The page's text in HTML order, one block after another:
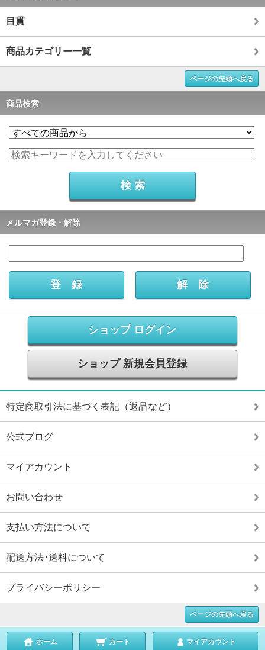
目貫
商品カテゴリー一覧
ページの先頭へ戻る
商品検索
メルマガ登録・解除
ショップ ログイン
ショップ 新規会員登録
特定商取引法に基づく表記（返品など）
公式ブログ
マイアカウント
お問い合わせ
支払い方法について
配送方法･送料について
プライバシーポリシー
ページの先頭へ戻る
ホーム カート マイアカウント